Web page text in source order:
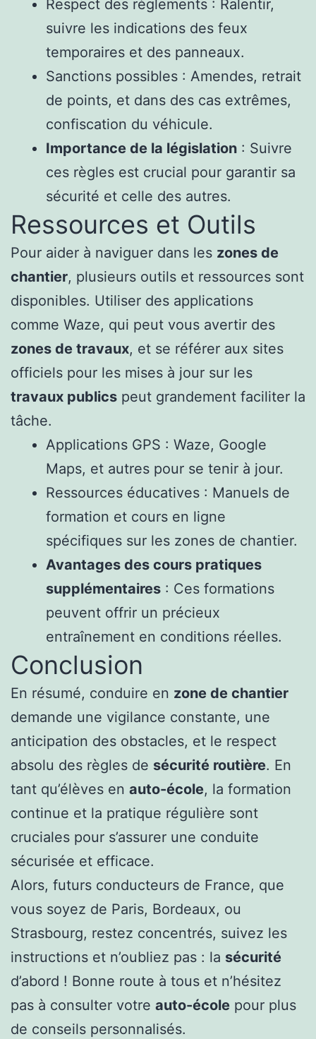
Respect des règlements : Ralentir,
suivre les indications des feux
temporaires et des panneaux.
Sanctions possibles : Amendes, retrait
de points, et dans des cas extrêmes,
confiscation du véhicule.
Importance de la législation : Suivre
ces règles est crucial pour garantir sa
sécurité et celle des autres.
Ressources et Outils
Pour aider à naviguer dans les zones de
chantier, plusieurs outils et ressources sont
disponibles. Utiliser des applications
comme Waze, qui peut vous avertir des
zones de travaux, et se référer aux sites
officiels pour les mises à jour sur les
travaux publics peut grandement faciliter la
tâche.
Applications GPS : Waze, Google
Maps, et autres pour se tenir à jour.
Ressources éducatives : Manuels de
formation et cours en ligne
spécifiques sur les zones de chantier.
Avantages des cours pratiques
supplémentaires : Ces formations
peuvent offrir un précieux
entraînement en conditions réelles.
Conclusion
En résumé, conduire en zone de chantier
demande une vigilance constante, une
anticipation des obstacles, et le respect
absolu des règles de sécurité routière. En
tant qu’élèves en auto-école, la formation
continue et la pratique régulière sont
cruciales pour s’assurer une conduite
sécurisée et efficace.
Alors, futurs conducteurs de France, que
vous soyez de Paris, Bordeaux, ou
Strasbourg, restez concentrés, suivez les
instructions et n’oubliez pas : la sécurité
d’abord ! Bonne route à tous et n’hésitez
pas à consulter votre auto-école pour plus
de conseils personnalisés.